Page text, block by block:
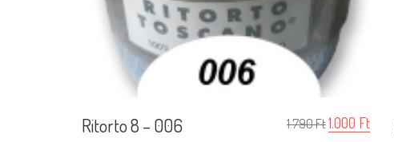
Ritorto 8 – 006 1.790Ft1.000 Ft